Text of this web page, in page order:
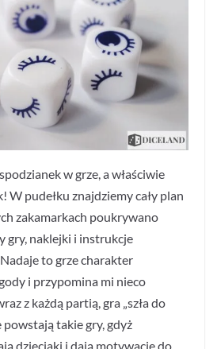
w grze, a właściwie
W pudełku znajdziemy cały plan
zakamarkach poukrywano
gry, naklejki i instrukcje
to grze charakter
i przypomina mi nieco
z każdą partią, gra „szła do
powstają takie gry, gdyż
dzieciaki i dają motywację do